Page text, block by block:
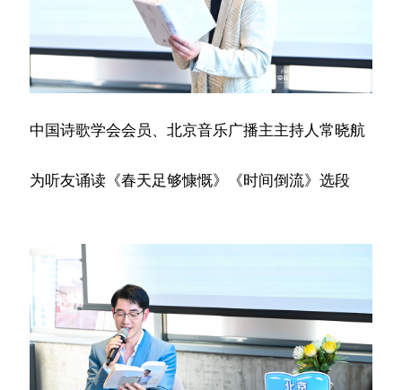
中国诗歌学会会员、北京音乐广播主主持人常晓航
为听友诵读《春天足够慷慨》《时间倒流》选段